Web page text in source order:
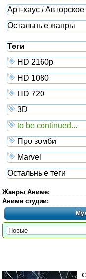
Арт-хаус / Авторское
Остальные жанры
Теги
HD 2160р
HD 1080
HD 720
3D
to be continued...
Про зомби
Marvel
Остальные теги
Жанры Аниме:
Аниме студии: